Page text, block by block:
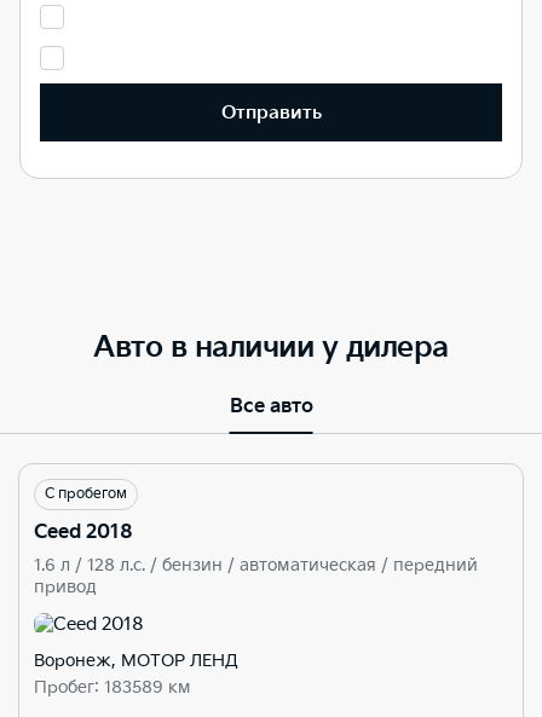
Отправить
Авто в наличии у дилера
Все авто
С пробегом
Ceed 2018
1.6 л / 128 л.c. / бензин / автоматическая / передний
привод
Воронеж, МОТОР ЛЕНД
Пробег: 183589 км